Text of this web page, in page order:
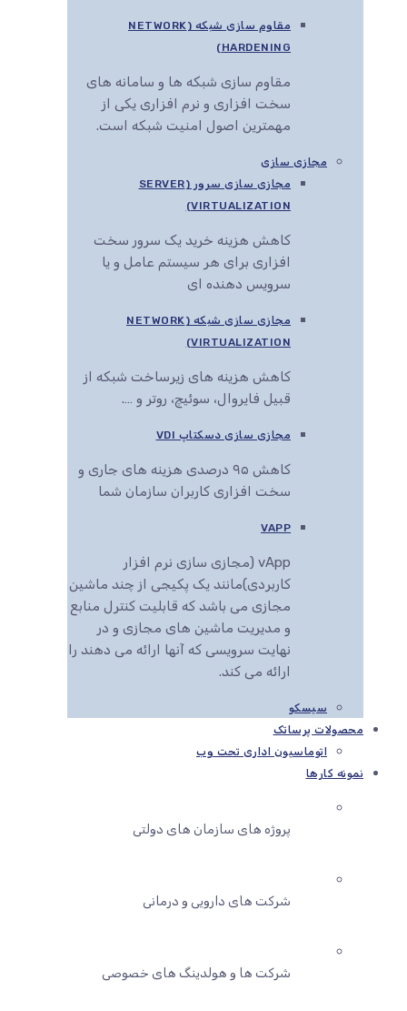
مقاوم سازی شبکه (NETWORK
HARDENING)
مقاوم سازی شبکه ها و سامانه های
سخت افزاری و نرم افزاری یکی از
مهمترین اصول امنیت شبکه است.
مجازی سازی
مجازی سازی سرور (SERVER
VIRTUALIZATION)
کاهش هزینه خرید یک سرور سخت
افزاری برای هر سیستم عامل و یا
سرویس دهنده ای
مجازی سازی شبکه (NETWORK
VIRTUALIZATION)
کاهش هزینه های زیرساخت شبکه از
قبیل فایروال، سوئیچ، روتر و ….
مجازی سازی دسکتاپ VDI
کاهش ۹۵ درصدی هزینه های جاری و
سخت افزاری کاربران سازمان شما
VAPP
vApp (مجازی سازی نرم افزار
کاربردی)مانند یک پکیجی از چند ماشین
مجازی می باشد که قابلیت کنترل منابع
و مدیریت ماشین های مجازی و در
نهایت سرویسی که آنها ارائه می دهند را
ارائه می کند.
سیسکو
محصولات پرساتک
اتوماسیون اداری تحت وب
نمونه کارها
پروژه های سازمان های دولتی
شرکت های دارویی و درمانی
شرکت ها و هولدینگ های خصوصی